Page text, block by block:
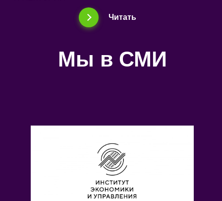
Читать
Мы в СМИ